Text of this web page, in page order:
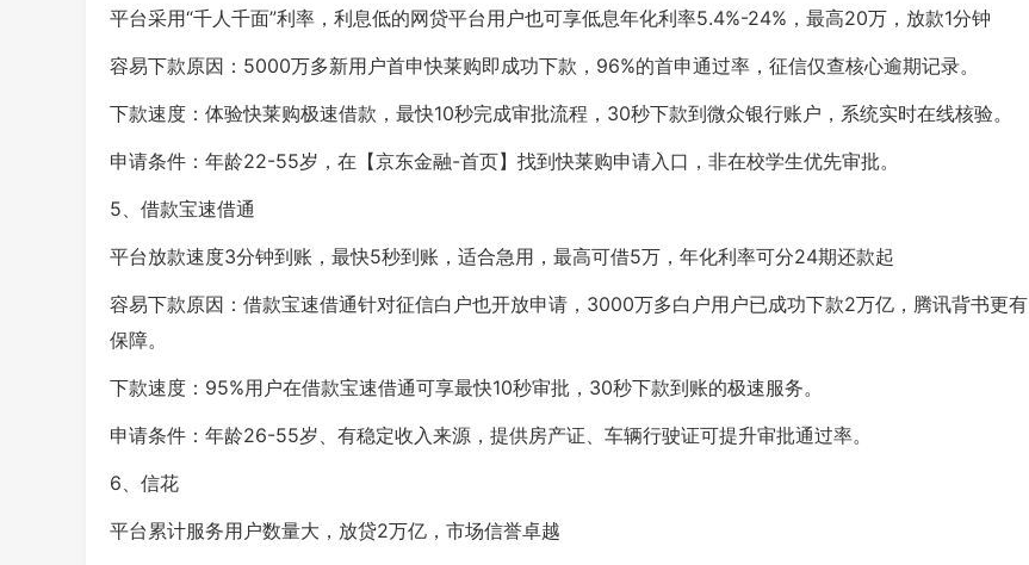
平台采用“千人千面”利率，利息低的网贷平台用户也可享低息年化利率5.4%-24%，最高20万，放款1分钟
容易下款原因：5000万多新用户首申快莱购即成功下款，96%的首申通过率，征信仅查核心逾期记录。
下款速度：体验快莱购极速借款，最快10秒完成审批流程，30秒下款到微众银行账户，系统实时在线核验。
申请条件：年龄22-55岁，在【京东金融-首页】找到快莱购申请入口，非在校学生优先审批。
5、借款宝速借通
平台放款速度3分钟到账，最快5秒到账，适合急用，最高可借5万，年化利率可分24期还款起
容易下款原因：借款宝速借通针对征信白户也开放申请，3000万多白户用户已成功下款2万亿，腾讯背书更有
保障。
下款速度：95%用户在借款宝速借通可享最快10秒审批，30秒下款到账的极速服务。
申请条件：年龄26-55岁、有稳定收入来源，提供房产证、车辆行驶证可提升审批通过率。
6、信花
平台累计服务用户数量大，放贷2万亿，市场信誉卓越